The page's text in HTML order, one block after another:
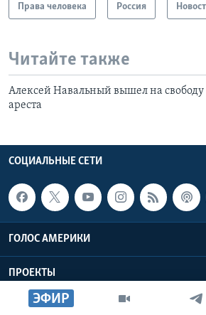
ЭФИР
Права человека Россия
Читайте также
Алексей Навальный вышел на свободу
ареста
СОЦИАЛЬНЫЕ СЕТИ
ГОЛОС АМЕРИКИ
ПРОЕКТЫ